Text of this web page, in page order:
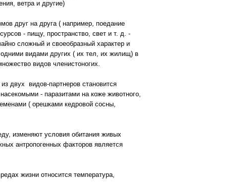
ветра и другие)
друг на друга ( например, поедание
- пищу, пространство, свет и т. д. -
сложный и своеобразный характер и
видами других ( их тел, их жилищ) в
видов членистоногих.
двух видов-партнеров становится
- паразитами на коже животного,
( орешками кедровой сосны,
изменяют условия обитания живых
антропогенных факторов является
жизни относится температура,